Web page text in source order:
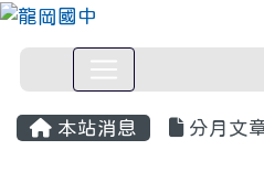
本站消息 分月文